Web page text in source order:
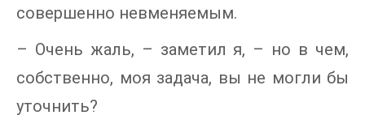
совершенно невменяемым.
– Очень жаль, – заметил я, – но в чем,
собственно, моя задача, вы не могли бы
уточнить?